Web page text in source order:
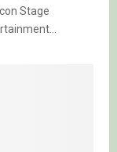
Stage